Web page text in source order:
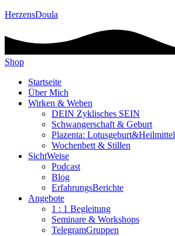
HerzensDoula
Shop
Startseite
Über Mich
Wirken & Weben
DEIN Zyklisches SEIN
Schwangerschaft & Geburt
Plazenta: Lotusgeburt&Heilmittel
Wochenbett & Stillen
SichtWeise
Podcast
Blog
ErfahrungsBerichte
Angebote
1 : 1 Begleitung
Seminare & Workshops
TelegramGruppen